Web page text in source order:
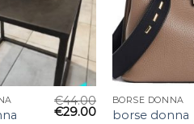
€44.00
€29.00
BORSE DONNA
borse donna